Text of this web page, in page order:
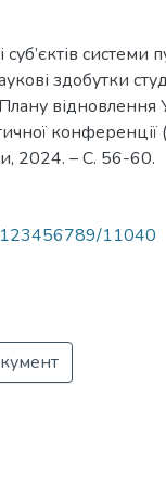
системи
здобутки
відновлення
2024. – С. 56-60.
123456789/11040